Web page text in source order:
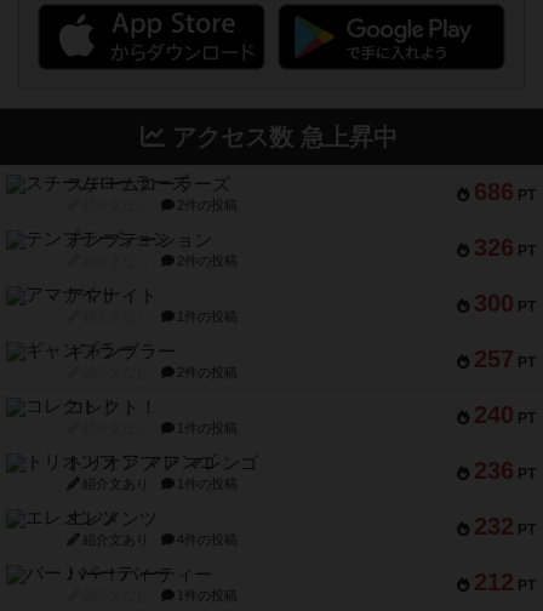
アクセス数 急上昇中
686 PT
スチームローラーズ
2件の投稿
326 PT
テンプテーション
2件の投稿
300 PT
アマナイト
1件の投稿
257 PT
ギャンブラー
2件の投稿
240 PT
コレクト！
1件の投稿
236 PT
トリオンフ ア マレンゴ
紹介文あり 1件の投稿
232 PT
エレメンツ
紹介文あり 4件の投稿
212 PT
バー！パーティー
1件の投稿